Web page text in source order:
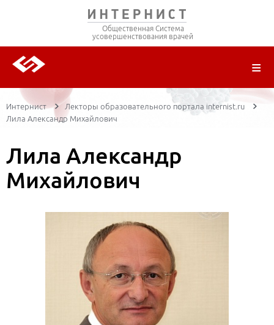
Общественная Система
усовершенствования врачей
ЦИКЛЫ ПЕРЕДАЧ
Интернист
Лекторы образовательного портала internist.ru
Лила Александр Михайлович
Лила Александр
Михайлович